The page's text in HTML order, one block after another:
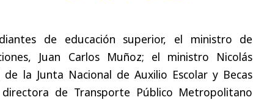
de educación superior, el ministro de
Juan Carlos Muñoz; el ministro Nicolás
la Junta Nacional de Auxilio Escolar y Becas
de Transporte Público Metropolitano